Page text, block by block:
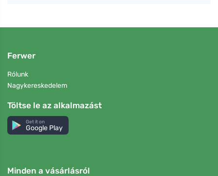
Ferwer
Rólunk
Nagykereskedelem
Töltse le az alkalmazást
Get it on
Google Play
Minden a vásárlásról